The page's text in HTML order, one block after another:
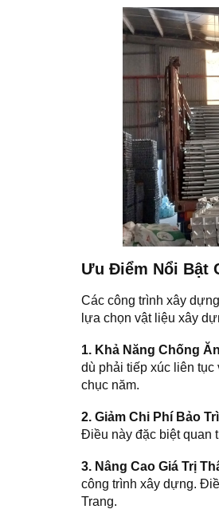
Ưu Điểm Nổi Bật
Các công trình xây
lựa chọn vật liệu xây
1. Khả Năng Chống
dù phải tiếp xúc liên
chục năm.
2. Giảm Chi Phí Bảo
Điều này đặc biệt quan
3. Nâng Cao Giá Trị
công trình xây dựng.
Trang.